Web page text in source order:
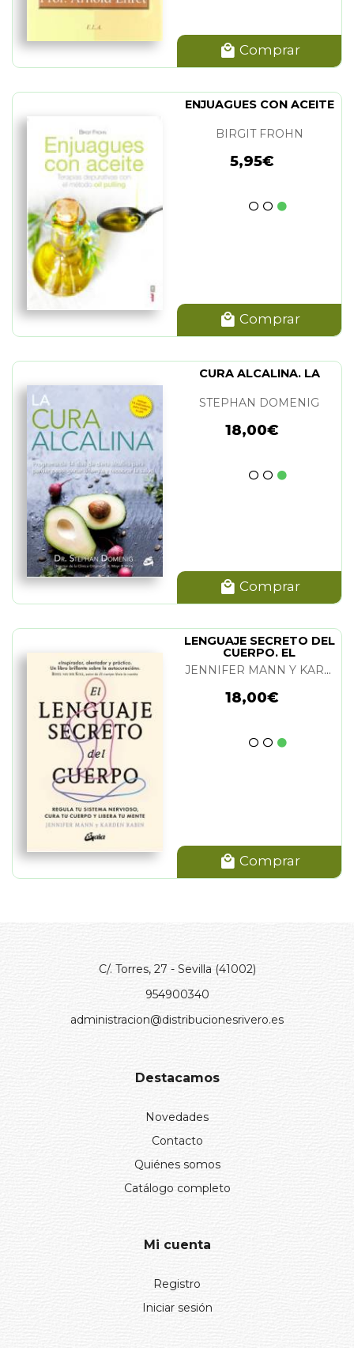
Comprar
ENJUAGUES CON ACEITE
BIRGIT FROHN
5,95€
Comprar
CURA ALCALINA. LA
STEPHAN DOMENIG
18,00€
Comprar
LENGUAJE SECRETO DEL
CUERPO. EL
JENNIFER MANN Y KARDEN RABIN
18,00€
Comprar
C/. Torres, 27 - Sevilla (41002)
954900340
administracion@distribucionesrivero.es
Destacamos
Novedades
Contacto
Quiénes somos
Catálogo completo
Mi cuenta
Registro
Iniciar sesión